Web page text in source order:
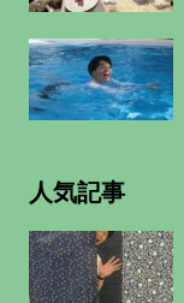
人気記事